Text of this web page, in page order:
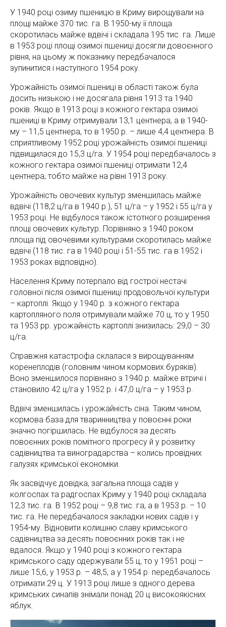
У 1940 році озиму пшеницю в Криму вирощували на
площі майже 370 тис. га. В 1950-му її площа
скоротилась майже вдвічі і складала 195 тис. га. Лише
в 1953 році площі озимої пшениці досягли довоєнного
рівня, на цьому ж показнику передбачалося
зупинитися і наступного 1954 року.
Урожайність озимої пшениці в області також була
досить низькою і не досягала рівня 1913 та 1940
років. Якщо в 1913 році з кожного гектара озимої
пшениці в Криму отримували 13,1 центнера, а в 1940-
му – 11,5 центнера, то в 1950 р. – лише 4,4 центнера. В
сприятливому 1952 році урожайність озимої пшениці
підвищилася до 15,3 ц/га. У 1954 році передбачалось з
кожного гектара озимої пшениці отримати 12,4
центнера, тобто майже на рівні 1913 року.
Урожайність овочевих культур зменшилась майже
вдвічі (118,2 ц/га в 1940 р.), 51 ц/га – у 1952 і 55 ц/га у
1953 році. Не відбулося також істотного розширення
площі овочевих культур. Порівняно з 1940 роком
площа під овочевими культурами скоротилась майже
вдвічі (118 тис. га в 1940 році і 51-55 тис. га в 1952 і
1953 роках відповідно).
Населення Криму потерпало від гострої нестачі
головної після озимої пшениці продовольчої культури
– картоплі. Якщо у 1940 р. з кожного гектара
картопляного поля отримували майже 70 ц, то у 1950
та 1953 рр. урожайність картоплі знизилась: 29,0 – 30
ц/га.
Справжня катастрофа склалася з вирощуванням
коренеплодів (головним чином кормових буряків).
Воно зменшилося порівняно з 1940 р. майже втричі і
становило 42 ц/га у 1952 р. і 47,0 ц/га – у 1953 р.
Вдвічі зменшилась і урожайність сіна. Таким чином,
кормова база для тваринництва у повоєнні роки
значно погіршилась. Не відбулося за десять
повоєнних років помітного прогресу й у розвитку
садівництва та виноградарства – колись провідних
галузях кримської економіки.
Як засвідчує довідка, загальна площа садів у
колгоспах та радгоспах Криму у 1940 році складала
12,3 тис. га. В 1952 році – 9,8 тис. га, а в 1953 р. – 10
тис. га. Не передбачалося закладки нових садів і у
1954-му. Відновити колишню славу кримського
садівництва за десять повоєнних років так і не
вдалося. Якщо у 1940 році з кожного гектара
кримського саду одержували 55 ц, то у 1951 році –
лише 15,6, у 1953 р. – 48,5, а у 1954 р. передбачалось
отримати 29 ц. У 1913 році лише з одного дерева
кримських синапів знімали понад 20 ц високоякісних
яблук.